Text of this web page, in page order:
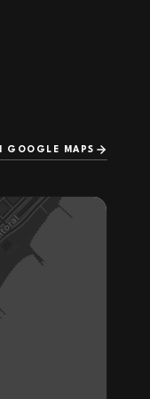
GOOGLE MAPS